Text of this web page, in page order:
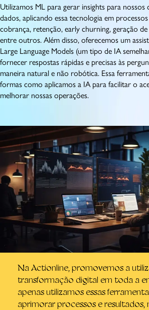
Utilizamos ML para gerar insights para
dados, aplicando essa tecnologia em
cobrança, retenção, early churning, geração
entre outros. Além disso, oferecemos um
Large Language Models (um tipo de IA
fornecer respostas rápidas e precisas às
maneira natural e não robótica. Essa
formas como aplicamos a IA para facilitar o
melhorar nossas operações.
Na Actionline, promovemos a
transformação digital em toda a
apenas utilizamos essas
aprimorar processos e resultados,